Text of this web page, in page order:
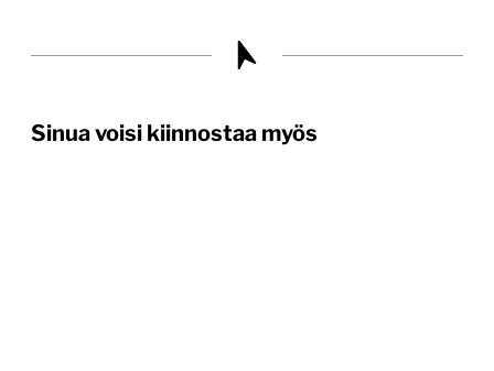
Sinua voisi kiinnostaa myös